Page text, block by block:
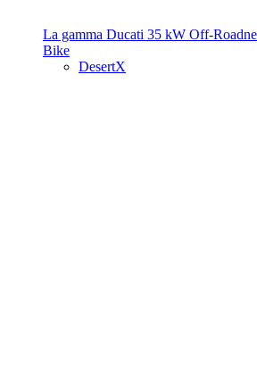
La gamma Ducati 35 kW Off-Road
Bike
DesertX